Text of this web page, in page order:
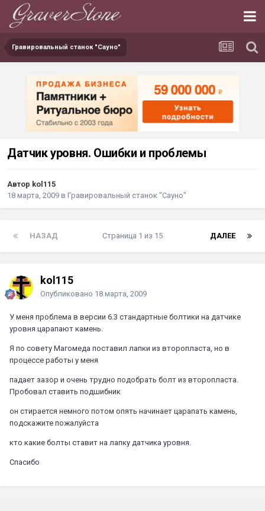
Гравировальный станок "Сауно"
Датчик уровня. Ошибки и проблемы
Автор kol115
18 марта, 2009 в Гравировальный станок "Сауно"
НАЗАД ДАЛЕЕ
Страница 1 из 15
kol115
Опубликовано 18 марта, 2009
У меня проблема в версии 6.3 стандартные болтики на датчике
уровня царапают камень.
Я по совету Магомеда поставил лапки из второпласта, но в
процессе работы у меня
падает зазор и очень трудно подобрать болт из второпласта.
Пробовал ставить подшибник
он стирается немного потом опять начинает царапать камень,
подскажите пожалуйста
кто какие болты ставит на лапку датчика уровня.
Спасибо